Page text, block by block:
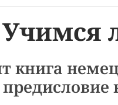
Учимся
книга